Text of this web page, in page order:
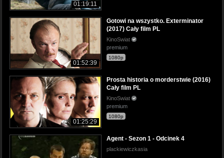
01:19:11
01:52:39
Gotowi na wszystko. Exterminator
(2017) Cały film PL
KinoSwiat
premium
1080p
01:25:29
Prosta historia o morderstwie (2016)
Cały film PL
KinoSwiat
premium
1080p
Agent - Sezon 1 - Odcinek 4
plackiewiczkasia